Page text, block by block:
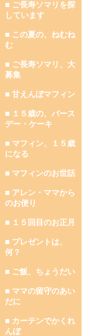
■ ご長寿ソマリを探
しています
■ この夏の、ねむね
む
■ ご長寿ソマリ、大
募集
■ 甘えんぼマフィン
■ １５歳の、バース
デー・ケーキ
■ マフィン、１５歳
になる
■ マフィンのお世話
■ アレン・ママから
のお便り
■ １５回目のお正月
■ プレゼントは、
何？
■ ご飯、ちょうだい
■ ママの留守のあい
だに
■ カーテンでかくれ
んぼ